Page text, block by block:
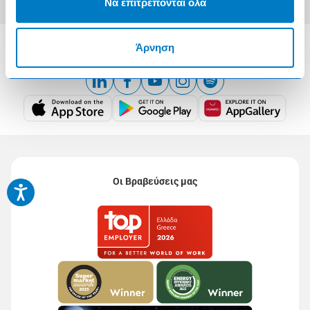
Άρνηση
Οι Βραβεύσεις μας